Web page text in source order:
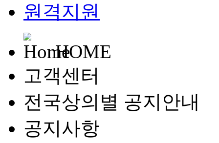
원격지원
HOME
고객센터
전국상의별 공지안내
공지사항